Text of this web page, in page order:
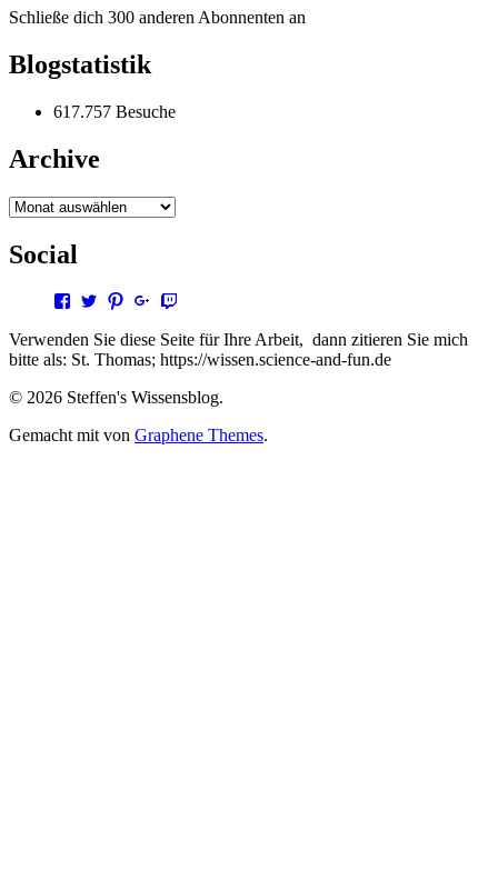
Schließe dich 300 anderen Abonnenten an
Blogstatistik
617.757 Besuche
Archive
Archive
Social
Profil
steffen.thomas1
auf
Facebook
anzeigen
Profil
steto123
auf
Twitter
anzeigen
Profil
steffen3669
auf
Pinterest
anzeigen
Profil
Steffen
Thomas
auf
Google+
anzeigen
steto123
auf
Twitch
anzeigen
Verwenden Sie diese Seite für Ihre Arbeit, dann zitieren Sie mich
bitte als: St. Thomas; https://wissen.science-and-fun.de
© 2026 Steffen's Wissensblog.
Gemacht mit von Graphene Themes.